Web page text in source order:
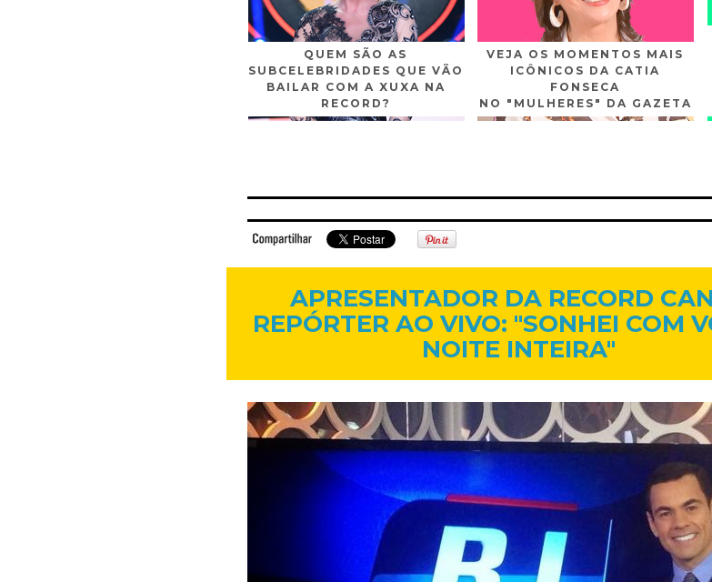
QUEM SÃO AS
SUBCELEBRIDADES QUE VÃO
BAILAR COM A XUXA NA
RECORD?
VEJA OS MOMENTOS MAIS
ICÔNICOS DA CATIA
FONSECA
NO "MULHERES" DA GAZETA
APRESENTADOR DA RECORD
REPÓRTER AO VIVO: "SONHEI COM
NOITE INTEIRA"